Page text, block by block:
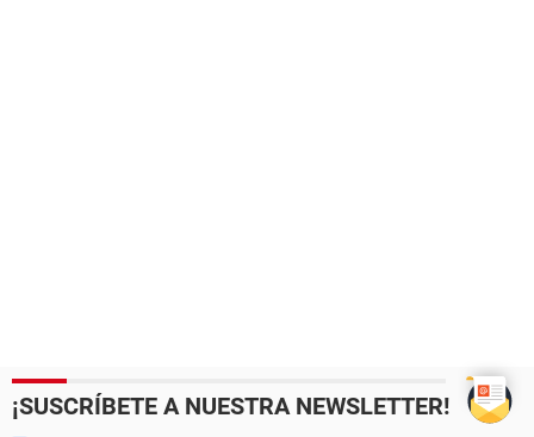
¡SUSCRÍBETE A NUESTRA NEWSLETTER!